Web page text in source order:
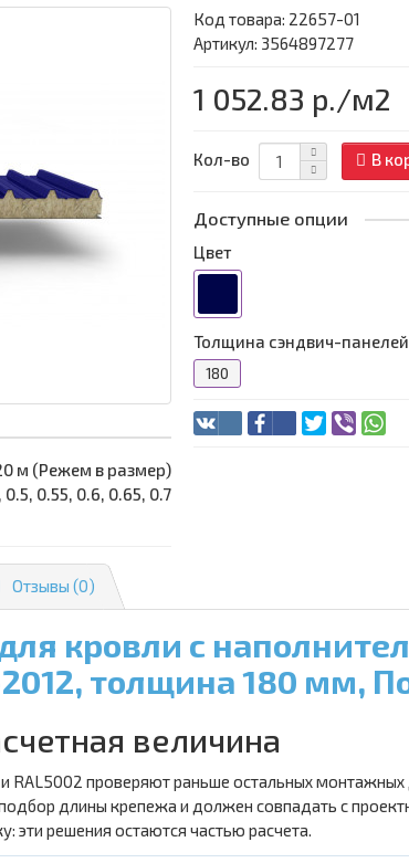
м (Режем в размер)
0.55, 0.6, 0.65, 0.7
Код товара: 22657-01
Артикул: 3564897277
1 052.83 р./м2
Кол-во В
Доступные опции
Цвет
Толщина сэндвич-
180
Отзывы (0)
кровли с
толщина 180 мм,
величина
RAL5002 проверяют раньше остальных
длины крепежа и должен совпадать с
эти решения остаются частью расчета.